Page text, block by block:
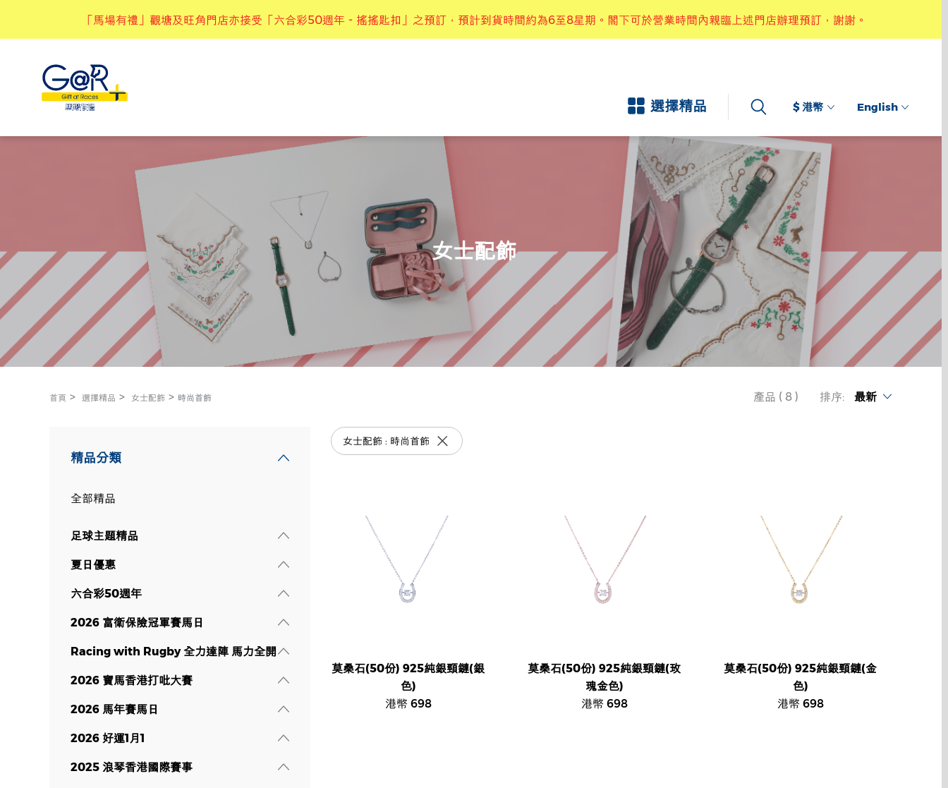
購物折實滿港幣$300 可享本地免運費優惠
選擇精品 $ 港幣 English
女士配飾
首頁 選擇精品 女士配飾 時尚首飾 產品 ( 8 ) 排序: 最新
精品分類
全部精品
足球主題精品
夏日優惠
六合彩50週年
2026 富衛保險冠軍賽馬日
Racing with Rugby 全力達陣 馬力全開
2026 寶馬香港打吡大賽
2026 馬年賽馬日
2026 好運1月1
2025 浪琴香港國際賽事
女士配飾 : 時尚首飾
莫桑石(50份) 925純銀頸鏈(銀
色)
港幣 698
莫桑石(50份) 925純銀頸鏈(玫
瑰金色)
港幣 698
莫桑石(50份) 925純銀頸鏈(金
色)
港幣 698